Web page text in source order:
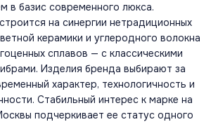
в базис современного люкса.
на синергии нетрадиционных
керамики и углеродного волокна
сплавов — с классическими
Изделия бренда выбирают за
характер, технологичность и
Стабильный интерес к марке на
подчеркивает ее статус одного